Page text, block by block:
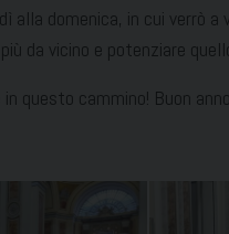
alla domenica, in cui verrò
da vicino e potenziare
in questo cammino! Buon